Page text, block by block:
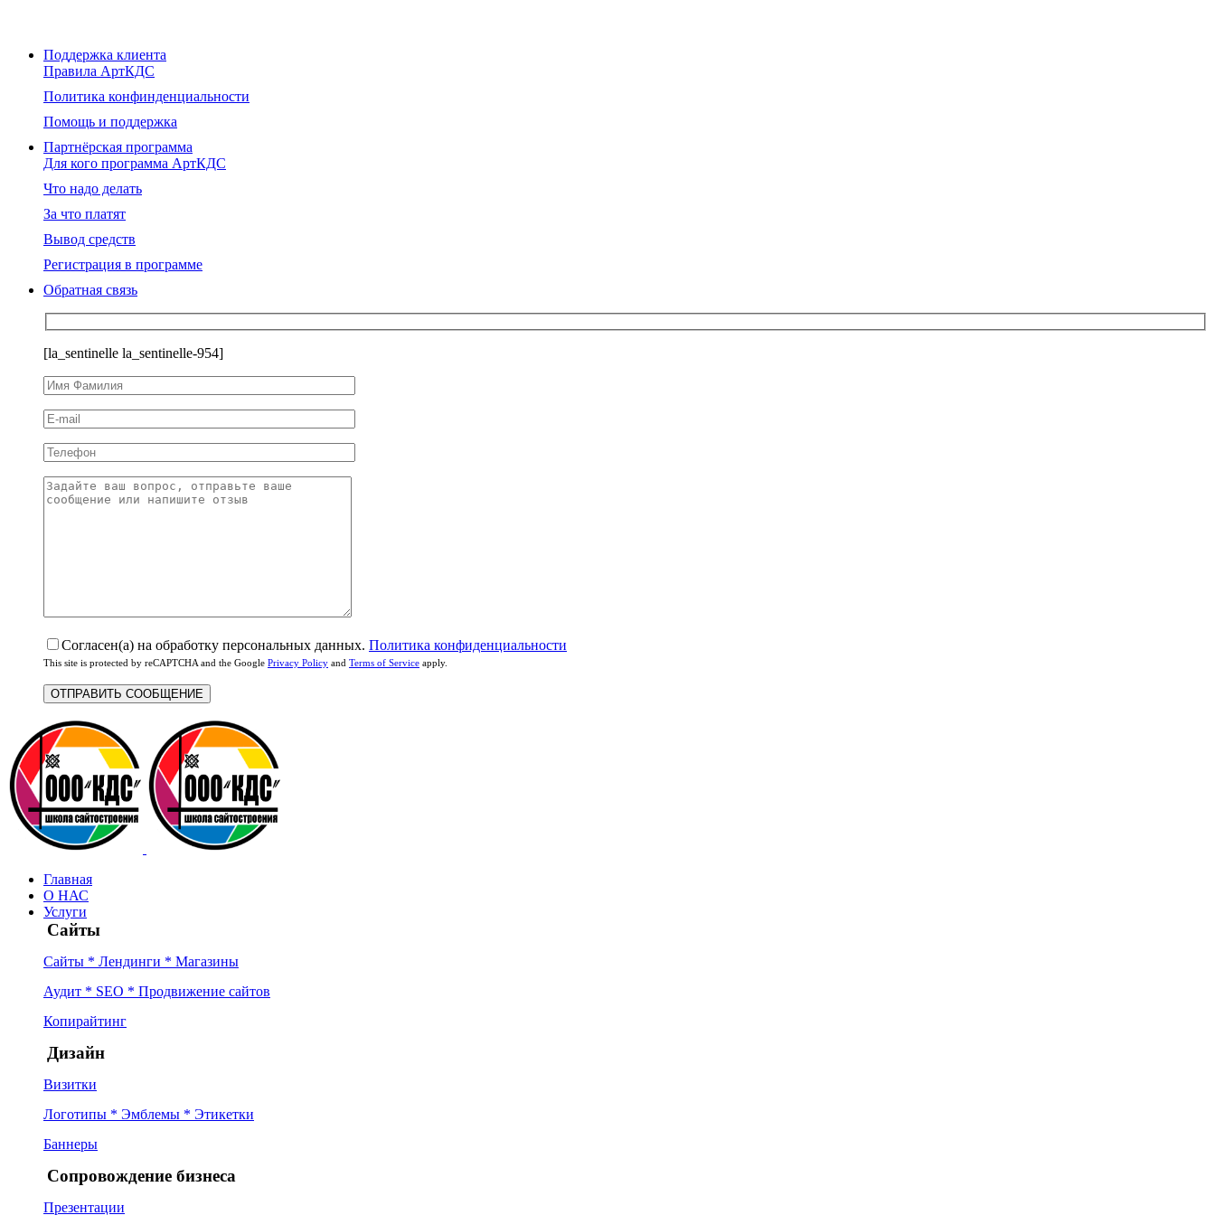
Поддержка клиента
Правила АртКДС
Политика конфинденциальности
Помощь и поддержка
Партнёрская программа
Для кого программа АртКДС
Что надо делать
За что платят
Вывод средств
Регистрация в программе
Обратная связь
[la_sentinelle la_sentinelle-954]
Согласен(а) на обработку персональных данных. Политика конфиденциальности
This site is protected by reCAPTCHA and the Google Privacy Policy and Terms of Service apply.
Главная
О НАС
Услуги
Сайты
Сайты * Лендинги * Магазины
Аудит * SEO * Продвижение сайтов
Копирайтинг
Дизайн
Визитки
Логотипы * Эмблемы * Этикетки
Баннеры
Сопровождение бизнеса
Презентации